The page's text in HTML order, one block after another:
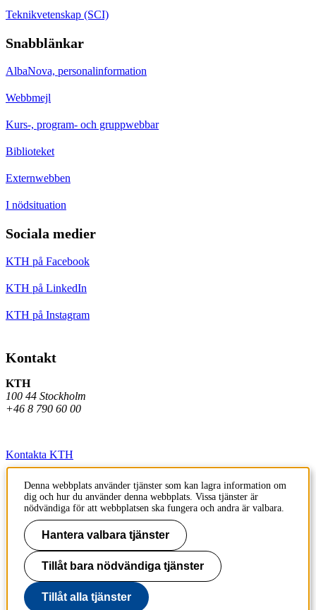
Teknikvetenskap (SCI)
Snabblänkar
AlbaNova, personalinformation
Webbmejl
Kurs-, program- och gruppwebbar
Biblioteket
Externwebben
I nödsituation
Sociala medier
KTH på Facebook
KTH på LinkedIn
KTH på Instagram
Kontakt
KTH
100 44 Stockholm
+46 8 790 60 00
Kontakta KTH
Jobba på KTH
Press och media
Faktura och betalning KTH
Om KTH:s webbplatser
Tillgänglighetsredogörelse
Denna webbplats använder tjänster som kan lagra information om
dig och hur du använder denna webbplats. Vissa tjänster är
nödvändiga för att webbplatsen ska fungera och andra är valbara.
Hantera valbara tjänster
Tillåt bara nödvändiga tjänster
Tillåt alla tjänster